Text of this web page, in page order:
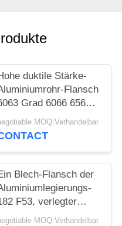
duktile Stärke-
Flansch
Grad 6066 6560
7005 7072 7075MOQ:Verhandelbar
Blech-Flansch der
F53, verlegter
BlindflanschMOQ:Verhandelbar